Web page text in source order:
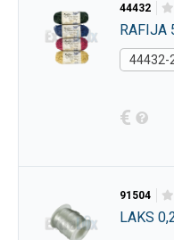
44432
RAFIJA
44432-
€
91504
LAKS